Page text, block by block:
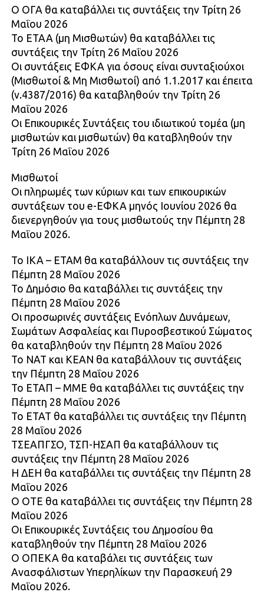
Ο ΟΓΑ θα καταβάλλει τις συντάξεις την Τρίτη 26
Μαΐου 2026
Το ΕΤΑΑ (μη Μισθωτών) θα καταβάλλει τις
συντάξεις την Τρίτη 26 Μαΐου 2026
Οι συντάξεις ΕΦΚΑ για όσους είναι συνταξιούχοι
(Μισθωτοί & Μη Μισθωτοί) από 1.1.2017 και έπειτα
(ν.4387/2016) θα καταβληθούν την Τρίτη 26
Μαΐου 2026
Οι Επικουρικές Συντάξεις του ιδιωτικού τομέα (μη
μισθωτών και μισθωτών) θα καταβληθούν την
Τρίτη 26 Μαΐου 2026
Μισθωτοί
Οι πληρωμές των κύριων και των επικουρικών
συντάξεων του e-ΕΦΚΑ μηνός Ιουνίου 2026 θα
διενεργηθούν για τους μισθωτούς την Πέμπτη 28
Μαΐου 2026.
Το ΙΚΑ – ΕΤΑΜ θα καταβάλλουν τις συντάξεις την
Πέμπτη 28 Μαΐου 2026
Το Δημόσιο θα καταβάλλει τις συντάξεις την
Πέμπτη 28 Μαΐου 2026
Οι προσωρινές συντάξεις Ενόπλων Δυνάμεων,
Σωμάτων Ασφαλείας και Πυροσβεστικού Σώματος
θα καταβληθούν την Πέμπτη 28 Μαΐου 2026
Το ΝΑΤ και ΚΕΑΝ θα καταβάλλουν τις συντάξεις
την Πέμπτη 28 Μαΐου 2026
Το ΕΤΑΠ – ΜΜΕ θα καταβάλλει τις συντάξεις την
Πέμπτη 28 Μαΐου 2026
Το ΕΤΑΤ θα καταβάλλει τις συντάξεις την Πέμπτη
28 Μαΐου 2026
ΤΣΕΑΠΓΣΟ, ΤΣΠ-ΗΣΑΠ θα καταβάλλουν τις
συντάξεις την Πέμπτη 28 Μαΐου 2026
Η ΔΕΗ θα καταβάλλει τις συντάξεις την Πέμπτη 28
Μαΐου 2026
Ο ΟΤΕ θα καταβάλλει τις συντάξεις την Πέμπτη 28
Μαΐου 2026
Οι Επικουρικές Συντάξεις του Δημοσίου θα
καταβληθούν την Πέμπτη 28 Μαΐου 2026
Ο ΟΠΕΚΑ θα καταβάλει τις συντάξεις των
Ανασφάλιστων Υπερηλίκων την Παρασκευή 29
Μαΐου 2026.